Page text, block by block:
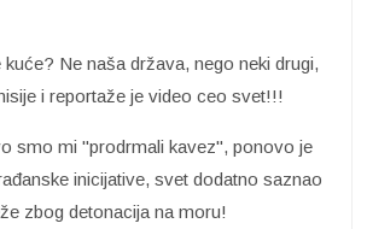
Ne naša država, nego neki drugi,
i reportaže je video ceo svet!!!
smo mi "prodrmali kavez", ponovo je
inicijative, svet dodatno saznao
zbog detonacija na moru!